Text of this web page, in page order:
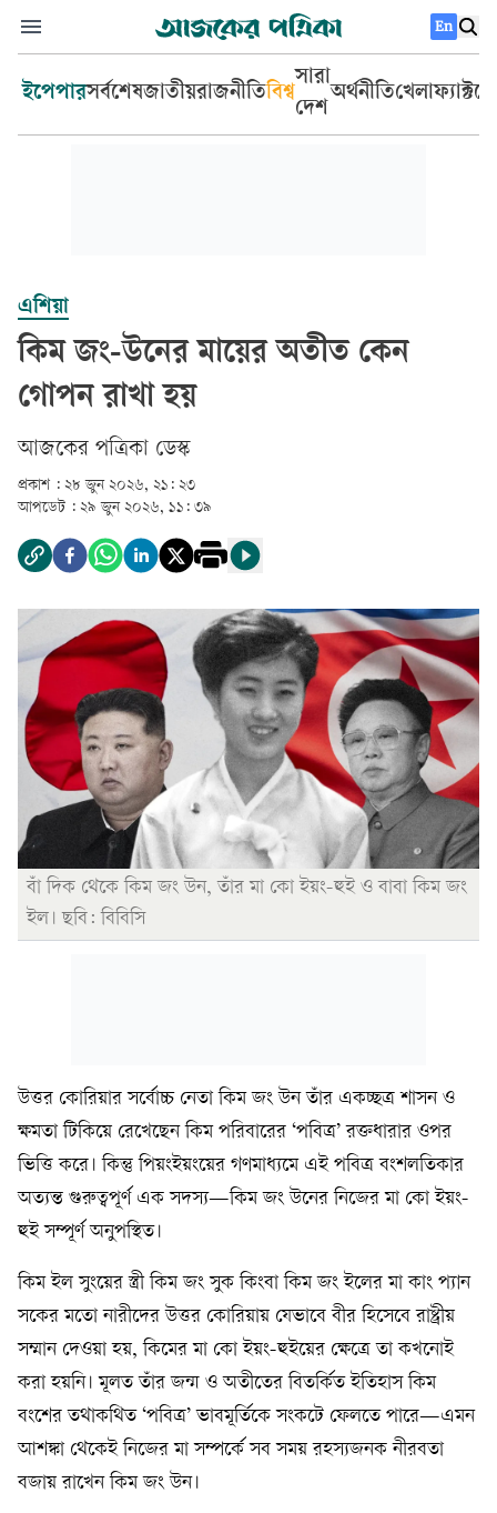
En
ইপেপারসর্বশেষজাতীয়রাজনীতিবিশ্ব
সারা
দেশ
অর্থনীতিখেলা
এশিয়া
কিম জং-উনের মায়ের অতীত কেন
গোপন রাখা হয়
আজকের পত্রিকা ডেস্ক­
প্রকাশ : ২৮ জুন ২০২৬, ২১: ২৩
আপডেট : ২৯ জুন ২০২৬, ১১: ৩৯
বাঁ দিক থেকে কিম জং উন, তাঁর মা কো ইয়ং-হুই ও বাবা কিম জং
ইল। ছবি: বিবিসি
উত্তর কোরিয়ার সর্বোচ্চ নেতা কিম জং উন তাঁর একচ্ছত্র শাসন ও
ক্ষমতা টিকিয়ে রেখেছেন কিম পরিবারের ‘পবিত্র’ রক্তধারার ওপর
ভিত্তি করে। কিন্তু পিয়ংইয়ংয়ের গণমাধ্যমে এই পবিত্র বংশলতিকার
অত্যন্ত গুরুত্বপূর্ণ এক সদস্য—কিম জং উনের নিজের মা কো ইয়ং-
হুই সম্পূর্ণ অনুপস্থিত।
কিম ইল সুংয়ের স্ত্রী কিম জং সুক কিংবা কিম জং ইলের মা কাং প্যান
সকের মতো নারীদের উত্তর কোরিয়ায় যেভাবে বীর হিসেবে রাষ্ট্রীয়
সম্মান দেওয়া হয়, কিমের মা কো ইয়ং-হুইয়ের ক্ষেত্রে তা কখনোই
করা হয়নি। মূলত তাঁর জন্ম ও অতীতের বিতর্কিত ইতিহাস কিম
বংশের তথাকথিত ‘পবিত্র’ ভাবমূর্তিকে সংকটে ফেলতে পারে—এমন
আশঙ্কা থেকেই নিজের মা সম্পর্কে সব সময় রহস্যজনক নীরবতা
বজায় রাখেন কিম জং উন।